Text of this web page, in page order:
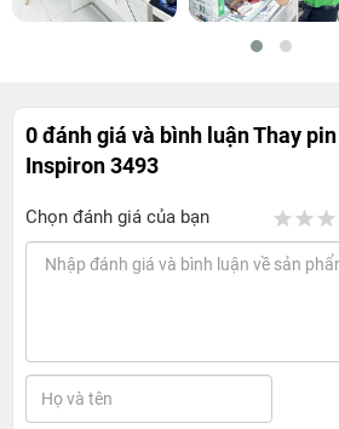
0 đánh giá và bình luậnThay pin
Inspiron 3493
Chọn đánh giá của bạn